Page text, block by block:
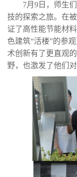
7月9日，师生
技的探索之旅。在
证了高性能节能材
色建筑“活楼”的参
术创新有了更直观
野，也激发了他们